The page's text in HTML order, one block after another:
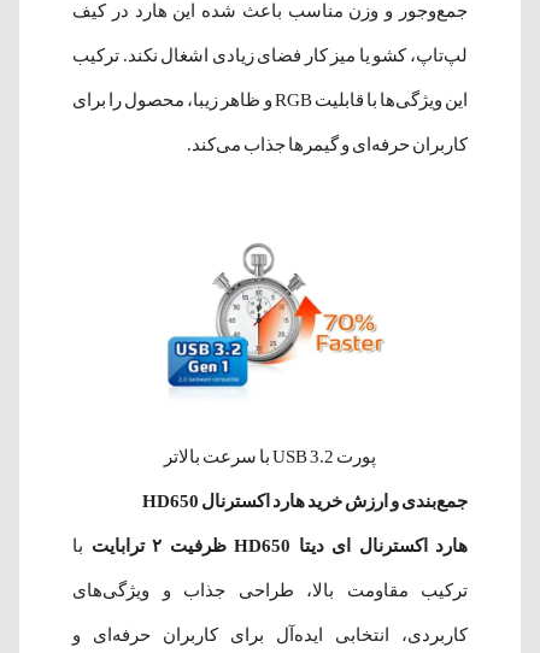
جمع‌وجور و وزن مناسب باعث شده این هارد در کیف
لپ‌تاپ، کشو یا میز کار فضای زیادی اشغال نکند. ترکیب
این ویژگی‌ها با قابلیت RGB و ظاهر زیبا، محصول را برای
کاربران حرفه‌ای و گیمرها جذاب می‌کند.
پورت USB 3.2 با سرعت بالاتر
جمع‌بندی و ارزش خرید هارد اکسترنال HD650
هارد اکسترنال ای دیتا HD650 ظرفیت ۲ ترابایت با
ترکیب مقاومت بالا، طراحی جذاب و ویژگی‌های
کاربردی، انتخابی ایده‌آل برای کاربران حرفه‌ای و